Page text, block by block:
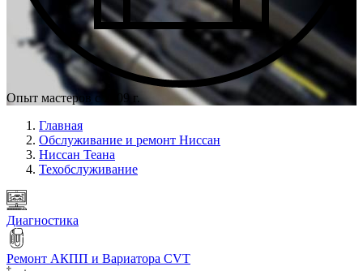
Опыт мастеров с 2009 г.
Главная
Обслуживание и ремонт Ниссан
Ниссан Теана
Техобслуживание
Диагностика
Ремонт АКПП и Вариатора CVT